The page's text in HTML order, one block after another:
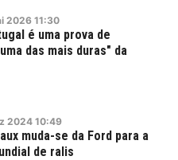
2026 11:30
é uma prova de
das mais duras" da
2024 10:49
muda-se da Ford para a
de ralis